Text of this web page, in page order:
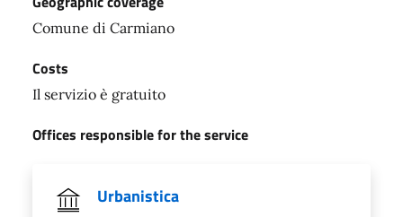
Comune di Carmiano
Costs
Il servizio è gratuito
Offices responsible for the service
Urbanistica